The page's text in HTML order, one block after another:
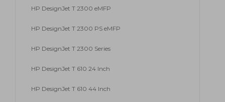
HP DesignJet T 2300 eMFP
HP DesignJet T 2300 PS eMFP
HP DesignJet T 2300 Series
HP DesignJet T 610 24 Inch
HP DesignJet T 610 44 Inch